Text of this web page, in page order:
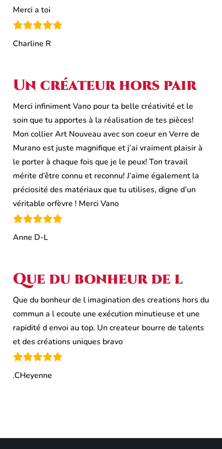
Merci a toi
Charline R
Un créateur hors pair
Merci infiniment Vano pour ta belle créativité et le
soin que tu apportes à la réalisation de tes pièces!
Mon collier Art Nouveau avec son coeur en Verre de
Murano est juste magnifique et j’ai vraiment plaisir à
le porter à chaque fois que je le peux! Ton travail
mérite d’être connu et reconnu! J’aime également la
préciosité des matériaux que tu utilises, digne d’un
véritable orfèvre ! Merci Vano
Anne D-L
Que du bonheur de l
Que du bonheur de l imagination des creations hors du
commun a l ecoute une exécution minutieuse et une
rapidité d envoi au top. Un createur bourre de talents
et des créations uniques bravo
.CHeyenne